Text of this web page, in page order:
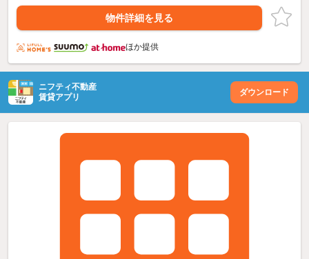
物件詳細を見る
ほか提供
ニフティ不動産
賃貸アプリ
ダウンロード